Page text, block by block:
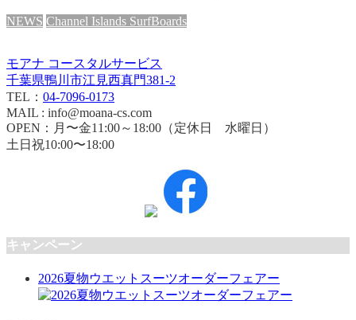
NEWS Channel Islands SurfBoards
モアナ コースタルサービス
千葉県鴨川市江見西真門381-2
TEL： 04-7096-0173
MAIL : info@moana-cs.com
OPEN：月〜金11:00～18:00（定休日 水曜日）
土日祝10:00〜18:00
キャンペーン
2026夏物ウエットスーツオーダーフェアー